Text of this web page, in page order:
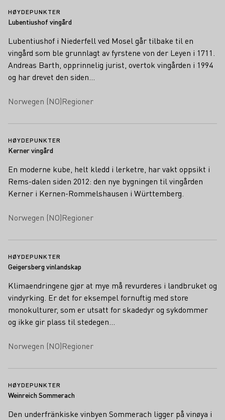
HØYDEPUNKTER
Lubentiushof vingård
Lubentiushof i Niederfell ved Mosel går tilbake til en
vingård som ble grunnlagt av fyrstene von der Leyen i 1711.
Andreas Barth, opprinnelig jurist, overtok vingården i 1994
og har drevet den siden…
Norwegen (NO)Regioner
HØYDEPUNKTER
Kerner vingård
En moderne kube, helt kledd i lerketre, har vakt oppsikt i
Rems-dalen siden 2012: den nye bygningen til vingården
Kerner i Kernen-Rommelshausen i Württemberg.
Norwegen (NO)Regioner
HØYDEPUNKTER
Geigersberg vinlandskap
Klimaendringene gjør at mye må revurderes i landbruket og
vindyrking. Er det for eksempel fornuftig med store
monokulturer, som er utsatt for skadedyr og sykdommer
og ikke gir plass til stedegen…
Norwegen (NO)Regioner
HØYDEPUNKTER
Weinreich Sommerach
Den underfränkiske vinbyen Sommerach ligger på vinøya i